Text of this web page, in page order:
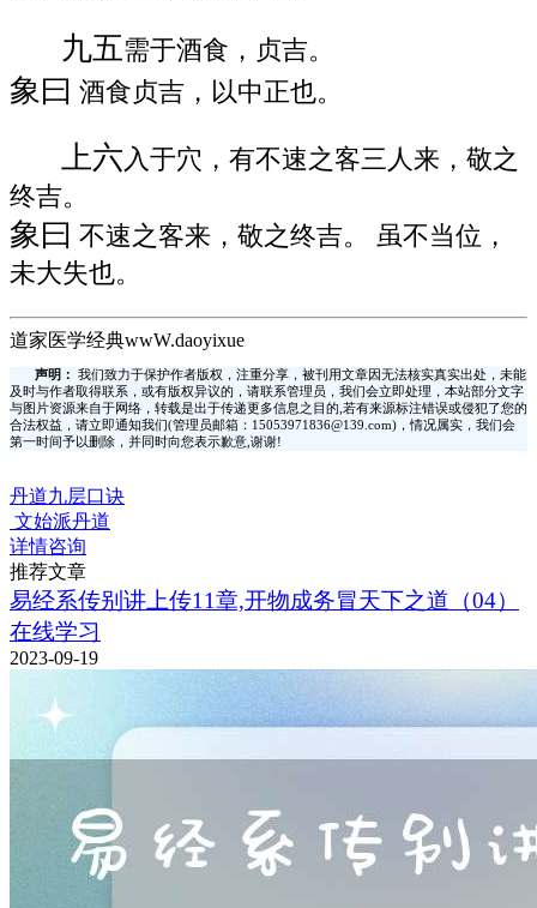
九五需于酒食，贞吉。
象曰 酒食贞吉，以中正也。
上六入于穴，有不速之客三人来，敬之
终吉。
象曰 不速之客来，敬之终吉。 虽不当位，
未大失也。
道家医学经典wwW.daoyixue
声明：
我们致力于保护作者版权，注重分享，被刊用文章因无法核实真实出处，未能
及时与作者取得联系，或有版权异议的，请联系管理员，我们会立即处理，本站部分文字
与图片资源来自于网络，转载是出于传递更多信息之目的,若有来源标注错误或侵犯了您的
合法权益，请立即通知我们(管理员邮箱：15053971836@139.com)，情况属实，我们会
第一时间予以删除，并同时向您表示歉意,谢谢!
丹道九层口诀
文始派丹道
详情咨询
推荐文章
易经系传别讲上传11章,开物成务冒天下之道（04）
在线学习
2023-09-19